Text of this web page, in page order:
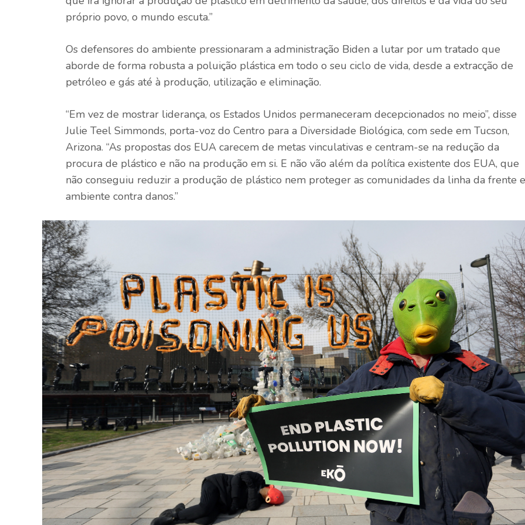
próprio povo, o mundo escuta.”
Os defensores do ambiente pressionaram a administração Biden a lutar por um tratado que
aborde de forma robusta a poluição plástica em todo o seu ciclo de vida, desde a extracção de
petróleo e gás até à produção, utilização e eliminação.
“Em vez de mostrar liderança, os Estados Unidos permaneceram decepcionados no meio”, disse
Julie Teel Simmonds, porta-voz do Centro para a Diversidade Biológica, com sede em Tucson,
Arizona. “As propostas dos EUA carecem de metas vinculativas e centram-se na redução da
procura de plástico e não na produção em si. E não vão além da política existente dos EUA, que
não conseguiu reduzir a produção de plástico nem proteger as comunidades da linha da frente
ambiente contra danos.”